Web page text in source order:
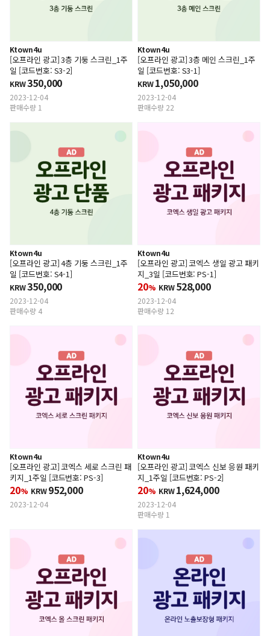
Ktown4u
[오프라인 광고] 3층 기둥 스크린_1주
일 [코드번호: S3-2]
KRW350,000
2023-12-04
판매수량 1
Ktown4u
[오프라인 광고] 3층 메인 스크린_1주
일 [코드번호: S3-1]
KRW1,050,000
2023-12-04
판매수량 22
Ktown4u
[오프라인 광고] 4층 기둥 스크린_1주
일 [코드번호: S4-1]
KRW350,000
2023-12-04
판매수량 4
Ktown4u
[오프라인 광고] 코엑스 생일 광고 패키
지_3일 [코드번호: PS-1]
20% KRW528,000
2023-12-04
판매수량 12
Ktown4u
[오프라인 광고] 코엑스 세로 스크린 패
키지_1주일 [코드번호: PS-3]
20% KRW952,000
2023-12-04
Ktown4u
[오프라인 광고] 코엑스 신보 응원 패키
지_1주일 [코드번호: PS-2]
20% KRW1,624,000
2023-12-04
판매수량 1